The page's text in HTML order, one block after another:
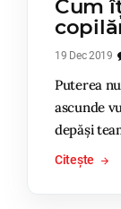
Cum
19 Dec 2019
Puterea
ascunde
depăși
Citește